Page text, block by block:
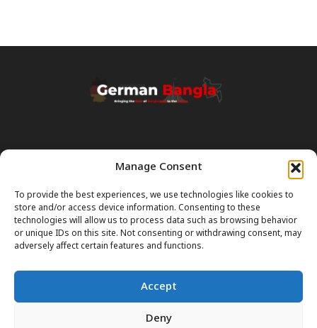
Manage Consent
To provide the best experiences, we use technologies like cookies to
store and/or access device information. Consenting to these
technologies will allow us to process data such as browsing behavior
or unique IDs on this site. Not consenting or withdrawing consent, may
adversely affect certain features and functions.
Accept
Deny
Transparency & Disclaimer:
Some content and images on this site are generated with the
assistance of Artificial Intelligence (AI). While we strive for accuracy, AI
can occasionally produce incorrect or outdated information.
Please Note:The content on GermanBangla.com is intended solely
professional advice. Always verify official rules (Visas, Laws, Taxes)
with government authorities before taking action.